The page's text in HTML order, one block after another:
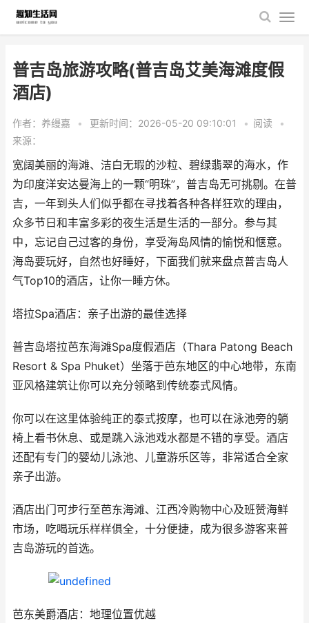
普吉岛旅游攻略(普吉岛艾美海滩度假
酒店)
作者：养缦嘉 • 更新时间：2026-05-20 09:10:01 • 阅读
•
来源：
宽阔美丽的海滩、洁白无瑕的沙粒、碧绿翡翠的海水，作
为印度洋安达曼海上的一颗“明珠”，普吉岛无可挑剔。在普
吉，一年到头人们似乎都在寻找着各种各样狂欢的理由，
众多节日和丰富多彩的夜生活是生活的一部分。参与其
中，忘记自己过客的身份，享受海岛风情的愉悦和惬意。
海岛要玩好，自然也好睡好，下面我们就来盘点普吉岛人
气Top10的酒店，让你一睡方休。
塔拉Spa酒店：亲子出游的最佳选择
普吉岛塔拉芭东海滩Spa度假酒店（Thara Patong Beach
Resort & Spa Phuket）坐落于芭东地区的中心地带，东南
亚风格建筑让你可以充分领略到传统泰式风情。
你可以在这里体验纯正的泰式按摩，也可以在泳池旁的躺
椅上看书休息、或是跳入泳池戏水都是不错的享受。酒店
还配有专门的婴幼儿泳池、儿童游乐区等，非常适合全家
亲子出游。
酒店出门可步行至芭东海滩、江西冷购物中心及班赞海鲜
市场，吃喝玩乐样样俱全，十分便捷，成为很多游客来普
吉岛游玩的首选。
芭东美爵酒店：地理位置优越